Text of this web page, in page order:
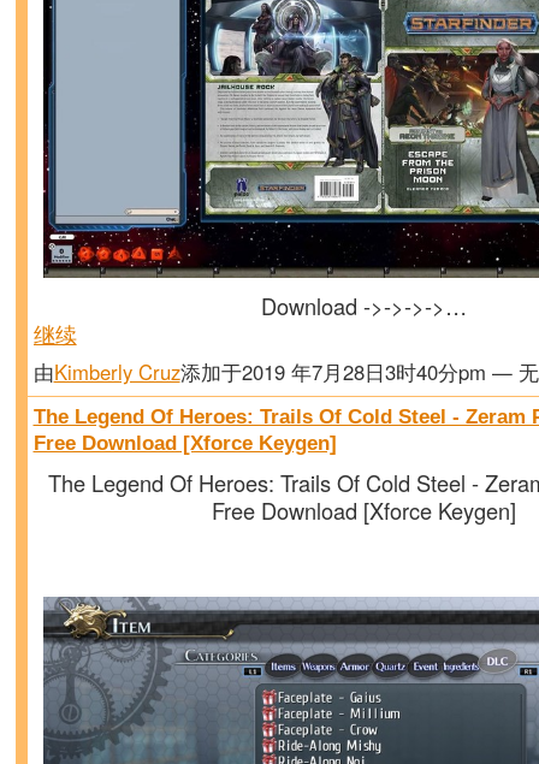
Download ->->->->…
继续
由Kimberly Cruz添加于2019 年7月28日3时40分pm —
The Legend Of Heroes: Trails Of Cold Steel - Zeram
Free Download [Xforce Keygen]
The Legend Of Heroes: Trails Of Cold Steel -
Free Download [Xforce Keygen]